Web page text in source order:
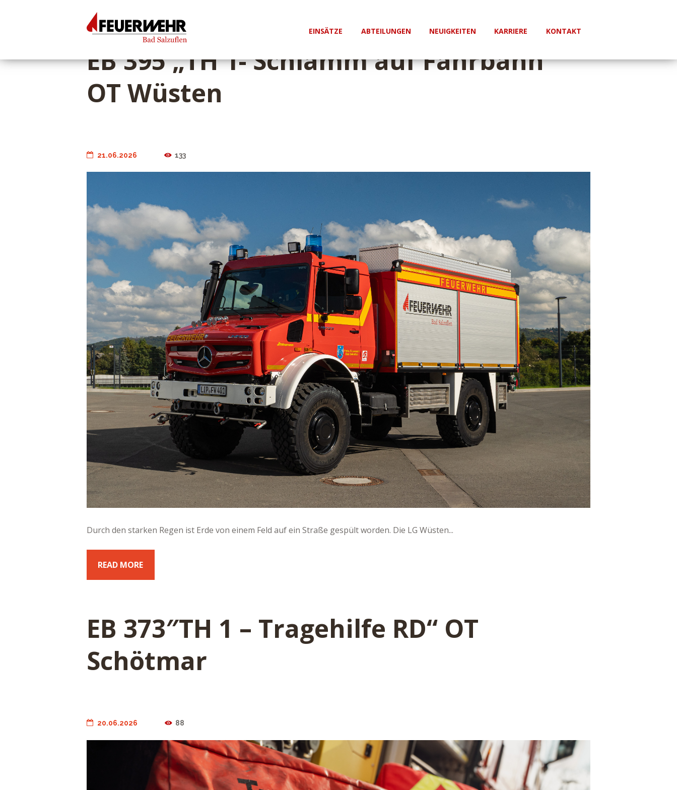
EINSÄTZE ABTEILUNGEN NEUIGKEITEN KARRIERE KONTAKT
EB 395 „TH 1- Schlamm auf Fahrbahn“
OT Wüsten
21.06.2026 133
Durch den starken Regen ist Erde von einem Feld auf ein Straße gespült worden. Die LG Wüsten...
READ MORE
EB 373″TH 1 – Tragehilfe RD“ OT
Schötmar
20.06.2026 88